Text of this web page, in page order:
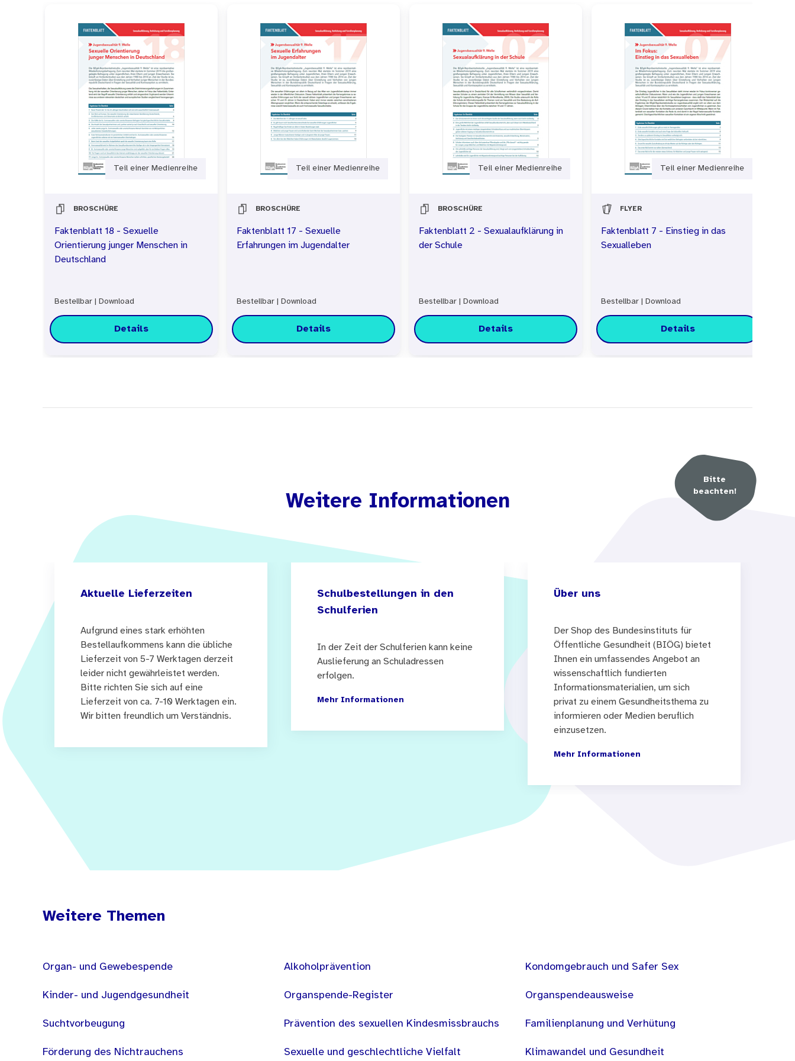
Teil einer Medienreihe
BROSCHÜRE
Faktenblatt 18 - Sexuelle
Orientierung junger Menschen in
Deutschland
Bestellbar Download
Details
Teil einer Medienreihe
BROSCHÜRE
Faktenblatt 17 - Sexuelle
Erfahrungen im Jugendalter
Bestellbar Download
Details
Teil einer Medienreihe
BROSCHÜRE
Faktenblatt 2 - Sexualaufklärung in
der Schule
Bestellbar Download
Details
Teil einer Medienreihe
FLYER
Faktenblatt 7 - Einstieg in das
Sexualleben
Bestellbar Download
Details
Bitte
beachten!
Weitere Informationen
Aktuelle Lieferzeiten
Aufgrund eines stark erhöhten
Bestellaufkommens kann die übliche
Lieferzeit von 5-7 Werktagen derzeit
leider nicht gewährleistet werden.
Bitte richten Sie sich auf eine
Lieferzeit von ca. 7-10 Werktagen ein.
Wir bitten freundlich um Verständnis.
Schulbestellungen in den
Schulferien
In der Zeit der Schulferien kann keine
Auslieferung an Schuladressen
erfolgen.
Mehr Informationen
Über uns
Der Shop des Bundesinstituts für
Öffentliche Gesundheit (BIÖG) bietet
Ihnen ein umfassendes Angebot an
wissenschaftlich fundierten
Informationsmaterialien, um sich
privat zu einem Gesundheitsthema zu
informieren oder Medien beruflich
einzusetzen.
Mehr Informationen
Weitere Themen
Organ- und Gewebespende
Kinder- und Jugendgesundheit
Suchtvorbeugung
Förderung des Nichtrauchens
Alkoholprävention
Organspende-Register
Prävention des sexuellen Kindesmissbrauchs
Sexuelle und geschlechtliche Vielfalt
Kondomgebrauch und Safer Sex
Organspendeausweise
Familienplanung und Verhütung
Klimawandel und Gesundheit